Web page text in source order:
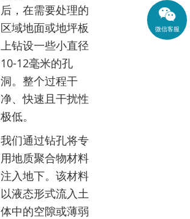
后，在需要处理的
区域地面或地坪板
上钻设一些小直径
10-12毫米的孔
洞。整个过程干
净、快速且干扰性
极低。
我们通过钻孔将专
用地质聚合物材料
注入地下。该材料
以液态形式流入土
体中的空隙或薄弱
微信客服